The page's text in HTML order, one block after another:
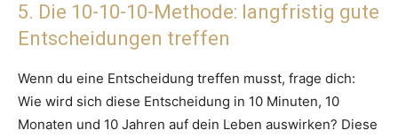
5. Die 10-10-10-Methode: langfristig gute
Entscheidungen treffen
Wenn du eine Entscheidung treffen musst, frage dich:
Wie wird sich diese Entscheidung in 10 Minuten, 10
Monaten und 10 Jahren auf dein Leben auswirken? Diese